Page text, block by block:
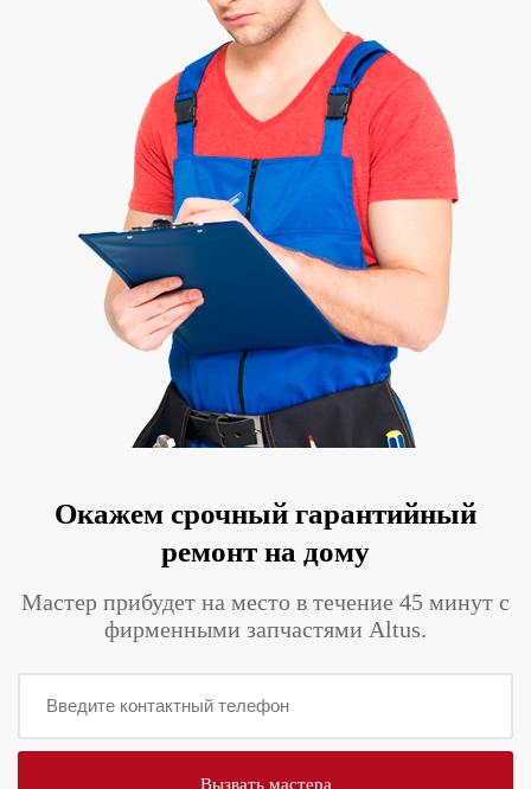
Окажем срочный гарантийный
ремонт на дому
Мастер прибудет на место в течение 45 минут с
фирменными запчастями Altus.